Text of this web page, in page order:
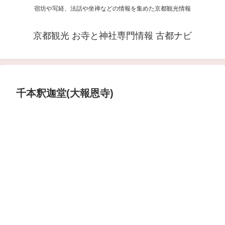
宿坊や写経、法話や坐禅などの情報を集めた京都観光情報
京都観光 お寺と神社専門情報 古都ナビ
千本釈迦堂(大報恩寺)